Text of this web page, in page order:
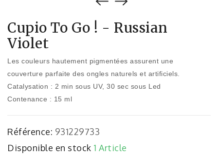
Cupio To Go ! - Russian
Violet
Les couleurs hautement pigmentées assurent une
couverture parfaite des ongles naturels et artificiels.
Catalysation : 2 min sous UV, 30 sec sous Led
Contenance : 15 ml
Référence: 931229733
Disponible en stock 1 Article